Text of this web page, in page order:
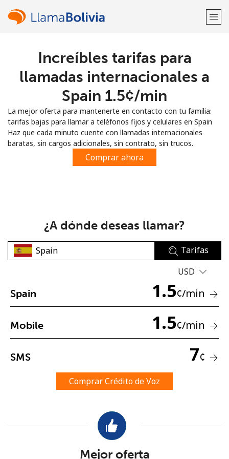
¡Bienvenido!
Regístrate con
Mínimo 8 caracteres
Una letra mayúscula y una minúscula
Un caracter especial
Mantente en contacto para recibir nuestras mejores
Increíbles tarifas para
llamadas internacionales a
Spain ⁦1.5¢⁩/min
La mejor oferta para mantenerte en contacto con tu familia:
tarifas bajas para llamar a teléfonos fijos y celulares en Spain
Haz que cada minuto cuente con llamadas internacionales
baratas, sin cargos adicionales, sin contrato, sin trucos.
Comprar ahora
¿A dónde deseas llamar?
Tarifas
USD
Spain 1.5¢/min
Mobile 1.5¢/min
SMS 7¢
Comprar Crédito de Voz
Mejor oferta